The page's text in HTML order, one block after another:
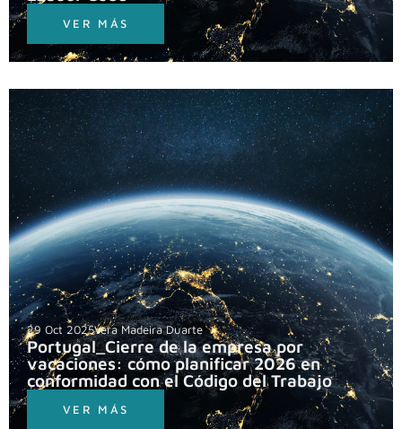
VER MÁS
VER MÁS
Portugal_Cierre de la empresa por
vacaciones: cómo planificar 2026 en
conformidad con el Código del Trabajo
29 Oct 2025Vera Madeira Duarte